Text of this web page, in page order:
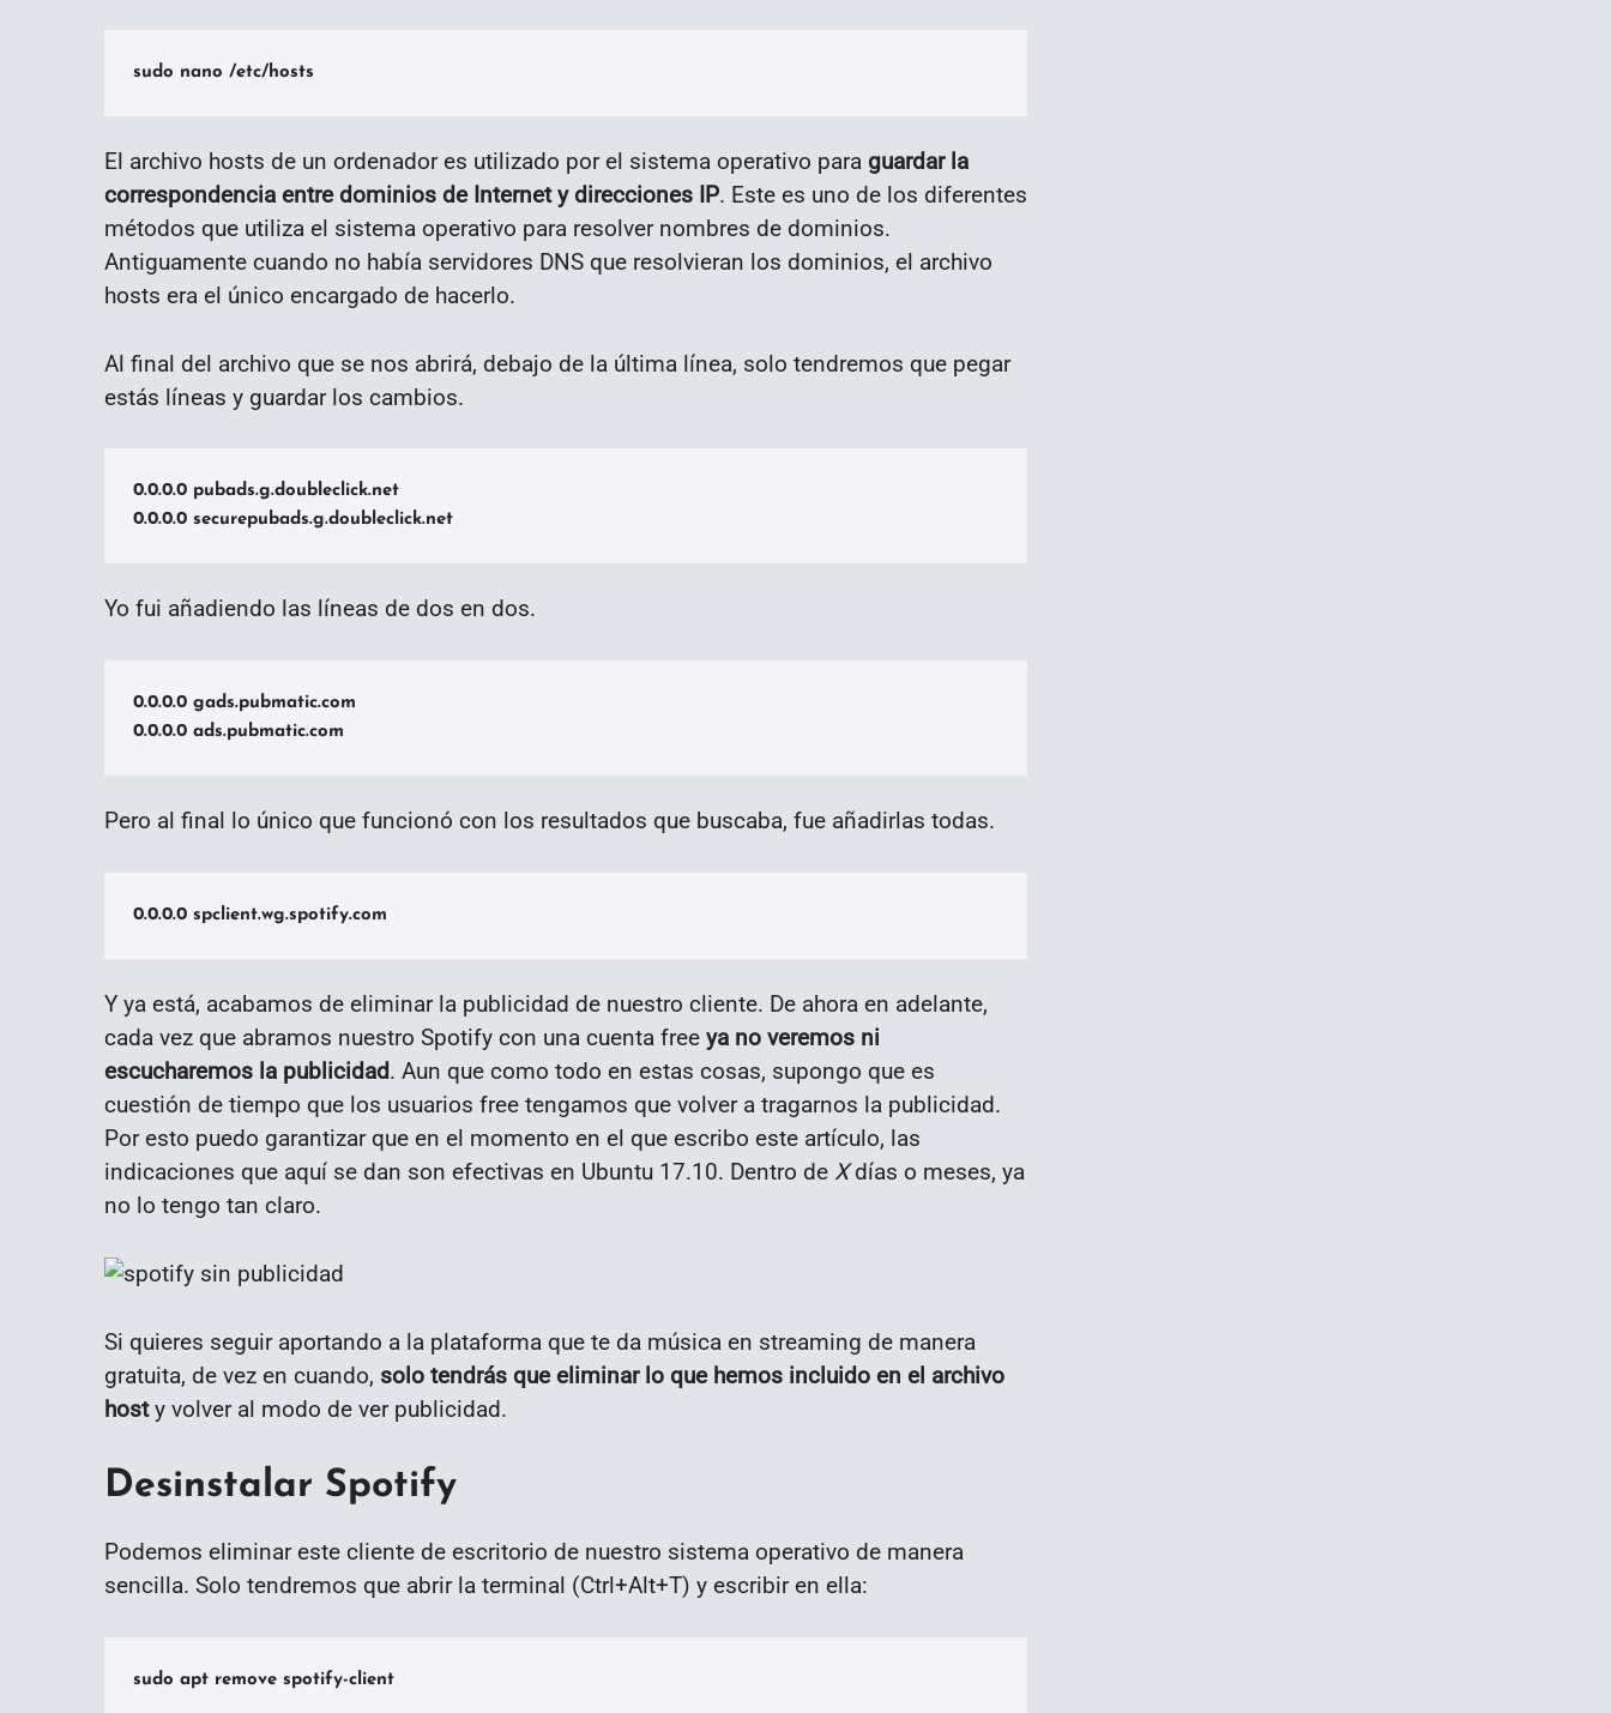
sudo nano /etc/hosts
El archivo hosts de un ordenador es utilizado por el sistema operativo para guardar la
correspondencia entre dominios de Internet y direcciones IP. Este es uno de los diferentes
métodos que utiliza el sistema operativo para resolver nombres de dominios.
Antiguamente cuando no había servidores DNS que resolvieran los dominios, el archivo
hosts era el único encargado de hacerlo.
Al final del archivo que se nos abrirá, debajo de la última línea, solo tendremos que pegar
estás líneas y guardar los cambios.
0.0.0.0 pubads.g.doubleclick.net
0.0.0.0 securepubads.g.doubleclick.net
Yo fui añadiendo las líneas de dos en dos.
0.0.0.0 gads.pubmatic.com
0.0.0.0 ads.pubmatic.com
Pero al final lo único que funcionó con los resultados que buscaba, fue añadirlas todas.
0.0.0.0 spclient.wg.spotify.com
Y ya está, acabamos de eliminar la publicidad de nuestro cliente. De ahora en adelante,
cada vez que abramos nuestro Spotify con una cuenta free ya no veremos ni
escucharemos la publicidad. Aun que como todo en estas cosas, supongo que es
cuestión de tiempo que los usuarios free tengamos que volver a tragarnos la publicidad.
Por esto puedo garantizar que en el momento en el que escribo este artículo, las
indicaciones que aquí se dan son efectivas en Ubuntu 17.10. Dentro de Xdías o meses, ya
no lo tengo tan claro.
Si quieres seguir aportando a la plataforma que te da música en streaming de manera
gratuita, de vez en cuando, solo tendrás que eliminar lo que hemos incluido en el archivo
hosty volver al modo de ver publicidad.
Desinstalar Spotify
Podemos eliminar este cliente de escritorio de nuestro sistema operativo de manera
sencilla. Solo tendremos que abrir la terminal (Ctrl+Alt+T) y escribir en ella:
sudo apt remove spotify-client